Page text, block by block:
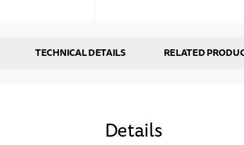
TECHNICAL DETAILS RELATED
Details